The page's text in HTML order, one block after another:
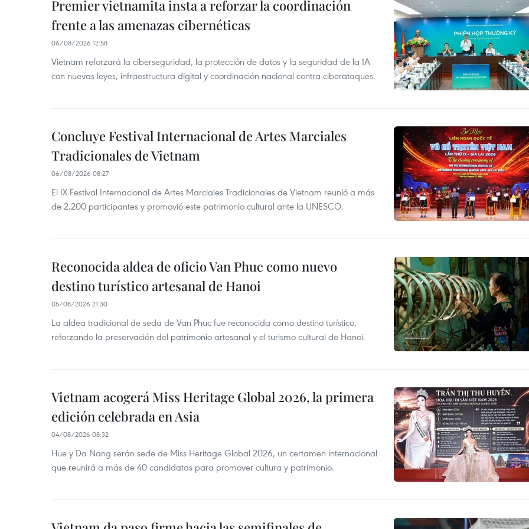
Premier vietnamita insta a reforzar la coordinación
frente a las amenazas cibernéticas
06/08/2026 12:58
Vietnam reforzará la ciberseguridad, la protección de datos y la seguridad de la IA
con nuevas leyes, infraestructura digital y coordinación nacional contra ciberataques.
Concluye Festival Internacional de Artes Marciales
Tradicionales de Vietnam
06/08/2026 08:27
El IX Festival Internacional de Artes Marciales Tradicionales de Vietnam reunió a más
de 2.200 participantes y promovió este patrimonio cultural ante la UNESCO.
Reconocida aldea de oficio Van Phuc como nuevo
destino turístico artesanal de Hanoi
05/08/2026 21:30
La aldea tradicional de seda de Van Phuc fue reconocida como destino turístico,
reforzando la preservación del patrimonio artesanal y el turismo cultural de Hanoi.
Vietnam acogerá Miss Heritage Global 2026, la primera
edición celebrada en Asia
04/08/2026 08:32
Hue y Da Nang serán sede de Miss Heritage Global 2026, un certamen internacional
que reunirá a más de 40 candidatas para promover cultura y patrimonio.